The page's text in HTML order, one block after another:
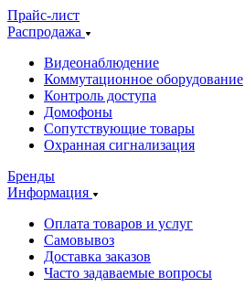
Прайс-лист
Распродажа
Видеонаблюдение
Коммутационное оборудование
Контроль доступа
Домофоны
Сопутствующие товары
Охранная сигнализация
Бренды
Информация
Оплата товаров и услуг
Самовывоз
Доставка заказов
Часто задаваемые вопросы